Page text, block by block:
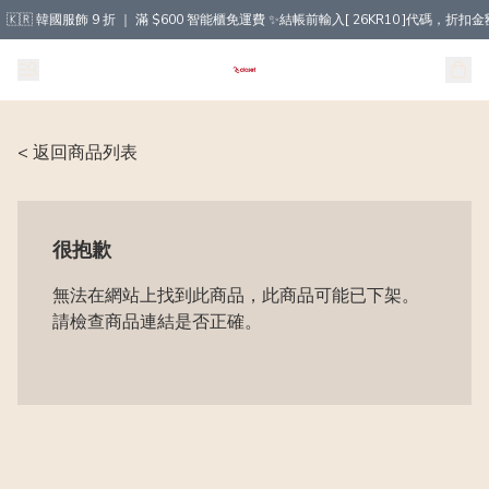
🇰🇷 韓國服飾 9 折 ｜ 滿 $600 智能櫃免運費 ✨結帳前輸入[ 26KR10 ]代碼，折扣金
< 返回商品列表
很抱歉
無法在網站上找到此商品，此商品可能已下架。
請檢查商品連結是否正確。